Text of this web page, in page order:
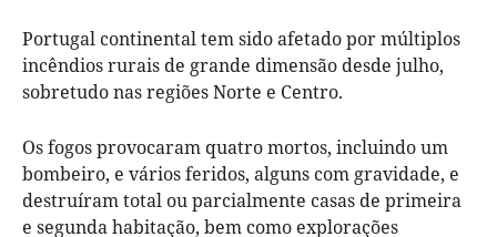
Portugal continental tem sido afetado por múltiplos
incêndios rurais de grande dimensão desde julho,
sobretudo nas regiões Norte e Centro.
Os fogos provocaram quatro mortos, incluindo um
bombeiro, e vários feridos, alguns com gravidade, e
destruíram total ou parcialmente casas de primeira
e segunda habitação, bem como explorações